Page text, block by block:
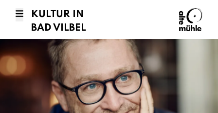
KULTUR IN
BAD VILBEL